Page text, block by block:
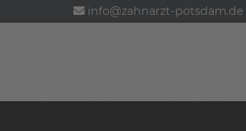
info@zahnarzt-potsdam.de